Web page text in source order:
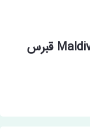
پروژه Maldive homes قبرس